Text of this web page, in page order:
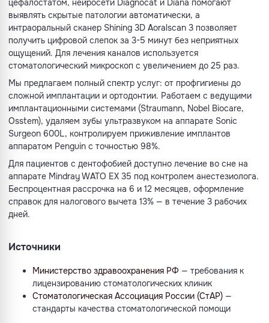
цефалостатом, нейросети Diagnocat и Diana помогают
выявлять скрытые патологии автоматически, а
интраоральный сканер Shining 3D Aoralscan 3 позволяет
получить цифровой слепок за 3-5 минут без неприятных
ощущений. Для лечения каналов используется
стоматологический микроскоп с увеличением до 25 раз.
Мы предлагаем полный спектр услуг: от профгигиены до
сложной имплантации и ортодонтии. Работаем с ведущими
имплантационными системами (Straumann, Nobel Biocare,
Osstem), удаляем зубы ультразвуком на аппарате Sonic
Surgeon 600L, контролируем приживление имплантов
аппаратом Penguin с точностью 98%.
Для пациентов с дентофобией доступно лечение во сне на
аппарате Mindray WATO EX 35 под контролем анестезиолога.
Беспроцентная рассрочка на 6 и 12 месяцев, оформление
справок для налогового вычета 13% — в течение 3 рабочих
дней.
Источники
Министерство здравоохранения РФ — требования к
лицензированию стоматологических клиник
Стоматологическая Ассоциация России (СтАР) —
стандарты качества стоматологической помощи